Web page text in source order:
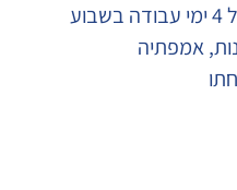
אמפתיה